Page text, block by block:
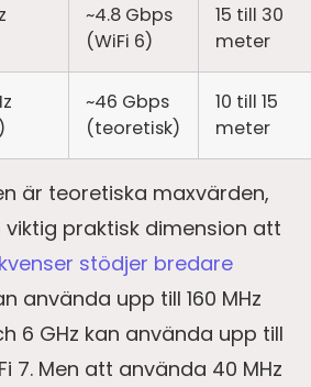
~4.8 Gbps
(WiFi 6)
15 till 30
meter
~46 Gbps
(teoretisk)
10 till 15
meter
är teoretiska maxvärden,
praktisk dimension att
stödjer bredare
använda upp till 160 MHz
6 GHz kan använda upp till
7. Men att använda 40 MHz